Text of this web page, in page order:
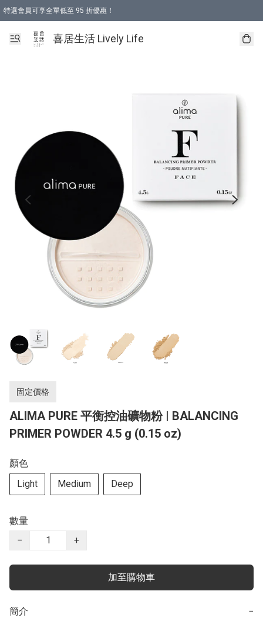
特選會員可享全單低至 95 折優惠！
購物折後滿$600免運費優惠 (減價貨品除外）
購物折後滿$320 即可免費於「順豐站」或「順豐智能櫃」自提點取貨 （冷凍食品
喜居生活 Lively Life
固定價格
ALIMA PURE 平衡控油礦物粉 | BALANCING
PRIMER POWDER 4.5 g (0.15 oz)
顏色
Light
Medium Deep
數量
−
+
加至購物車
簡介 −